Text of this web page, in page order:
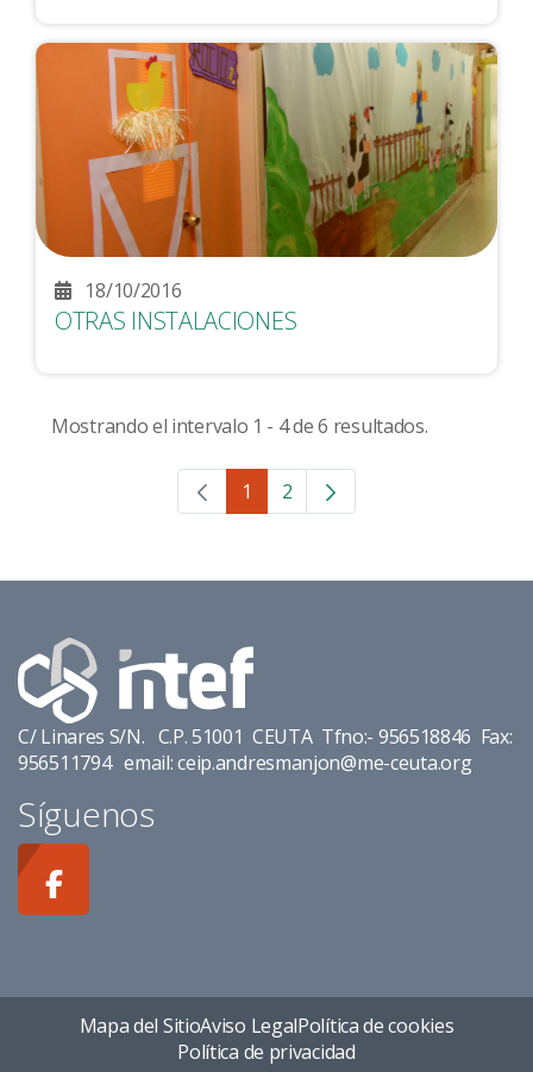
18/10/2016
OTRAS INSTALACIONES
Mostrando el intervalo 1 - 4 de 6 resultados.
Página
1 Página
2
C/ Linares S/N. C.P. 51001 CEUTA Tfno:- 956518846 Fax:
956511794 email: ceip.andresmanjon@me-ceuta.org
Síguenos
Mapa del SitioAviso LegalPolítica de cookies
Política de privacidad